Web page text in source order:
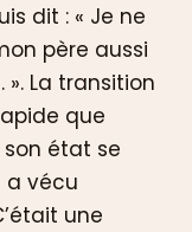
dit : « Je ne
père aussi
La transition
que
état se
a vécu
une